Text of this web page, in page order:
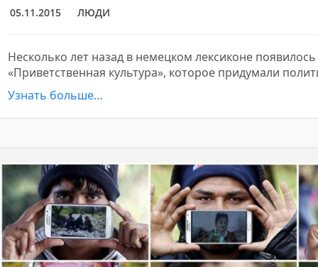
05.11.2015 ЛЮДИ
Несколько лет назад в немецком лексиконе
«Приветственная культура», которое придумали
Узнать больше…